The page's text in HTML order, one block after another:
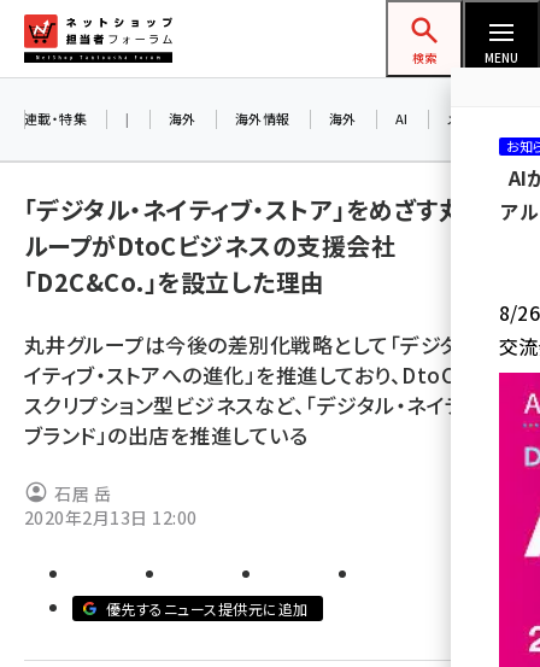
ン
ネットショップ担当者フォーラム
検索 MENU
amazon (2249)
楽天 (1871)
ecbeing (1207)
アスクル (1119)
base (1077)
revico (740)
連載・特集 | 海外 海外情報 海外 AI メタバース
「デジタル・ネイティブ・ストア」をめざす丸井グ
ループがDtoCビジネスの支援会社
「D2C&Co.」を設立した理由
丸井グループは今後の差別化戦略として「デジタル・ネ
イティブ・ストアへの進化」を推進しており、DtoCやサブ
スクリプション型ビジネスなど、「デジタル・ネイティブ・
ブランド」の出店を推進している
石居 岳
2020年2月13日 12:00
優先するニュース提供元に追加
お知
AI
ア
8/26
交